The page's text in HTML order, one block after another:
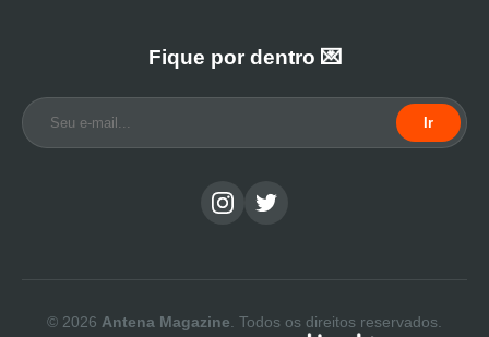
Fique por dentro 💌
Ir
© 2026 Antena Magazine . Todos os direitos reservados.